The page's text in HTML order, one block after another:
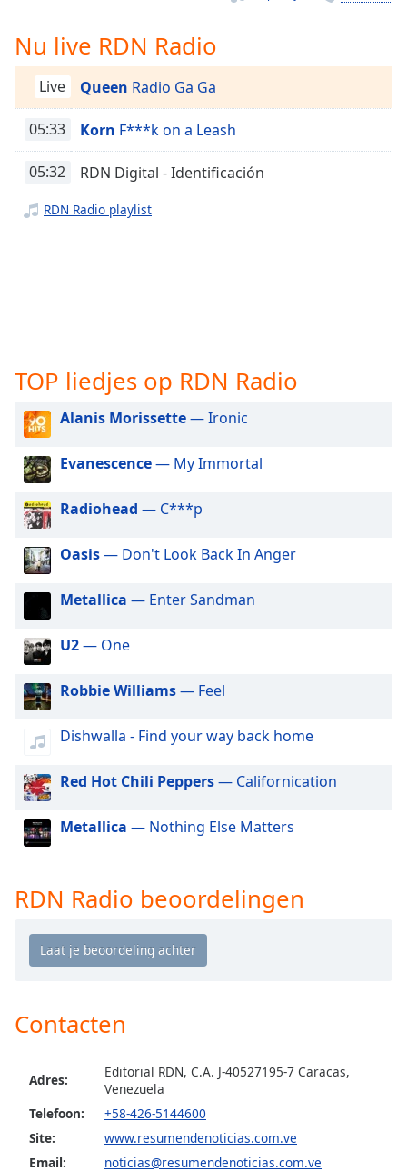
Playback
Rate
Chapters
Descriptions
descriptions
subtitles
dialog
subtitles
off
selected
Audio
Track
Picture-
in-
Picture
Fullscreen
modal
window.
Beginning
dialog
Escape
and
close
window.
Color
Background
Color
Nu live RDN Radio
Live Queen Radio Ga Ga
05:33 Korn F***k on a Leash
05:32 RDN Digital - Identificación
RDN Radio playlist
TOP liedjes op RDN Radio
Alanis Morissette— Ironic
Evanescence— My Immortal
Radiohead — C***p
Oasis— Don't Look Back In Anger
Metallica — Enter Sandman
U2— One
Robbie Williams— Feel
Dishwalla - Find your way back home
Red Hot Chili Peppers— Californication
Metallica — Nothing Else Matters
RDN Radio beoordelingen
Contacten
Adres:
Editorial RDN, C.A. J-40527195-7 Caracas,
Venezuela
Telefoon:
+58-426-5144600
Site:
www.resumendenoticias.com.ve
Email:
noticias@resumendenoticias.com.ve